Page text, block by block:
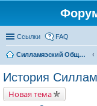
Ссылки FAQ
Силламяэский Общественный Новостной портал
История
Новая тема